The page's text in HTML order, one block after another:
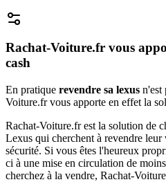
Rachat-Voiture.fr vous
cash
En pratique revendre sa lexus n'est
Voiture.fr vous apporte en effet la
Rachat-Voiture.fr est la solution de
Lexus qui cherchent à revendre
sécurité. Si vous êtes l'heureux
ci à une mise en circulation de
cherchez à la vendre, Rachat-